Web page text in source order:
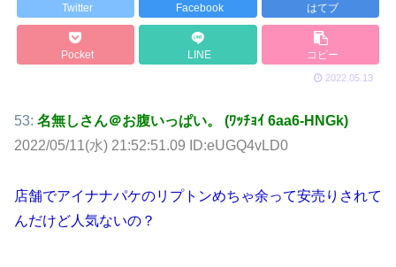
Twitter Facebook はてブ
Pocket LINE コピー
2022.05.13
53: 名無しさん＠お腹いっぱい。 (ﾜｯﾁｮｲ 6aa6-HNGk)
2022/05/11(水) 21:52:51.09 ID:eUGQ4vLD0
店舗でアイナナパケのリプトンめちゃ余って安売りされて
んだけど人気ないの？